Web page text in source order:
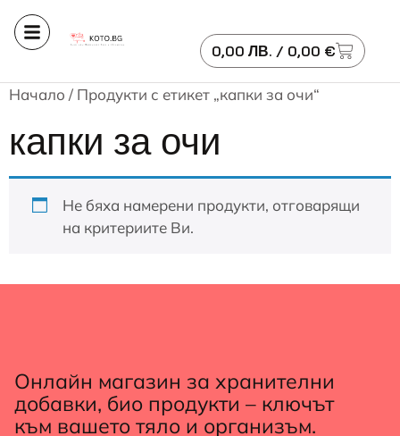
0,00 ЛВ. / 0,00 €
Начало / Продукти с етикет „капки за очи“
капки за очи
Не бяха намерени продукти, отговарящи
на критериите Ви.
Онлайн магазин за хранителни
добавки, био продукти – ключът
към вашето тяло и организъм.